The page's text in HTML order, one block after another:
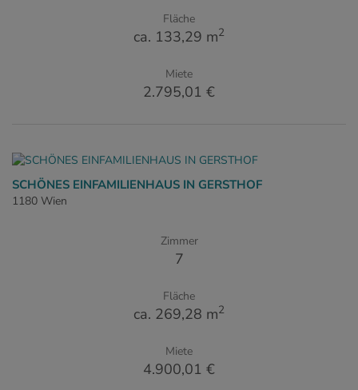
Fläche
ca. 133,29 m2
Miete
2.795,01 €
SCHÖNES EINFAMILIENHAUS IN GERSTHOF
1180 Wien
Zimmer
7
Fläche
ca. 269,28 m2
Miete
4.900,01 €